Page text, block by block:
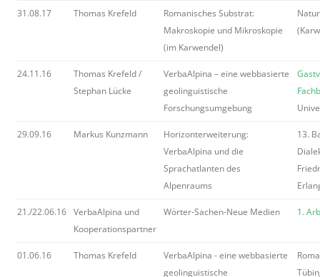
31.08.17 Thomas Krefeld
Romanisches Substrat:
Makroskopie und Mikroskopie
(im Karwendel)
24.11.16
Thomas Krefeld /
Stephan Lücke
VerbaAlpina – eine webbasierte
geolinguistische
Forschungsumgebung
29.09.16 Markus Kunzmann
Horizonterweiterung:
VerbaAlpina und die
Sprachatlanten des
Alpenraums
13.
21./22.06.16 VerbaAlpina und
Kooperationspartner
Wörter-Sachen-Neue Medien 1.
01.06.16 Thomas Krefeld
VerbaAlpina - eine webbasierte
geolinguistische